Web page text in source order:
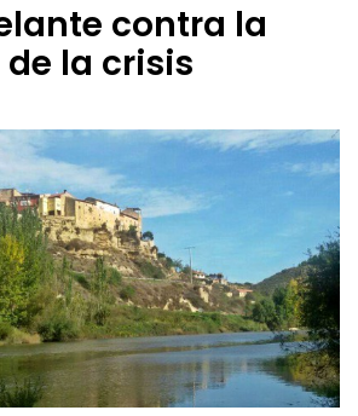
contra la
la crisis